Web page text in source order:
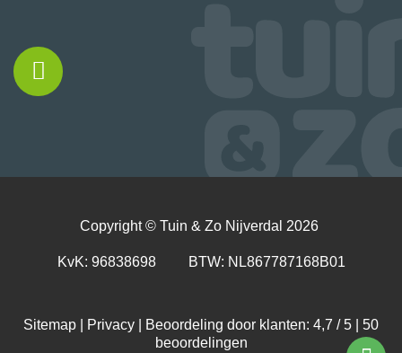
Copyright © Tuin & Zo Nijverdal 2026
KvK: 96838698 BTW: NL867787168B01
Sitemap Privacy | Beoordeling door klanten: 4,7 / 5 | 50
beoordelingen